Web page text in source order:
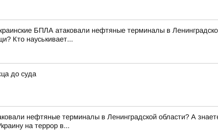
БПЛА атаковали нефтяные терминалы в
Кто науськивает...
до суда
нефтяные терминалы в Ленинградской области? А
на террор в...